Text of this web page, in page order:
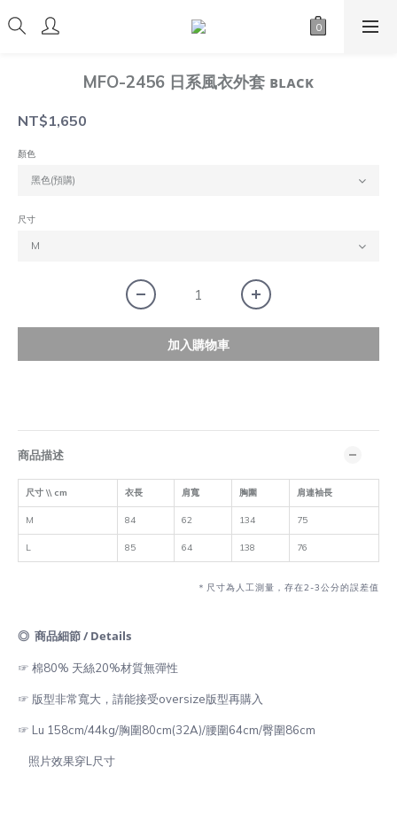
MFO-2456 日系風衣外套 ʙʟᴀᴄᴋ
NT$1,650
顏色
尺寸
加入購物車
商品描述
尺寸 \\ cm 衣長 肩寬 胸圍 肩連袖長
M 84 62 134 75
L 85 64 138 76
＊尺寸為人工測量，存在2-3公分的誤差值
◎ 商品細節 / Details
☞ 棉80% 天絲20%材質無彈性
☞ 版型非常寬大，請能接受oversize版型再購入
☞ Lu 158cm/44kg/胸圍80cm(32A)/腰圍64cm/臀圍86cm
照片效果穿L尺寸